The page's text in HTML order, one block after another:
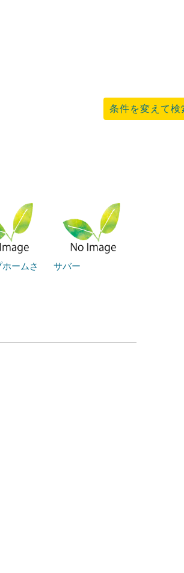
条件を変えて検
ームさ
サバー